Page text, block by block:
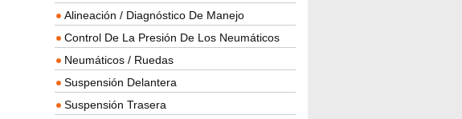
Alineación / Diagnóstico De Manejo
Control De La Presión De Los Neumáticos
Neumáticos / Ruedas
Suspensión Delantera
Suspensión Trasera